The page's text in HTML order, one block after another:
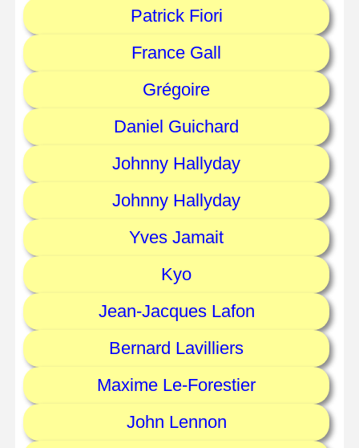
Patrick Fiori
France Gall
Grégoire
Daniel Guichard
Johnny Hallyday
Johnny Hallyday
Yves Jamait
Kyo
Jean-Jacques Lafon
Bernard Lavilliers
Maxime Le-Forestier
John Lennon